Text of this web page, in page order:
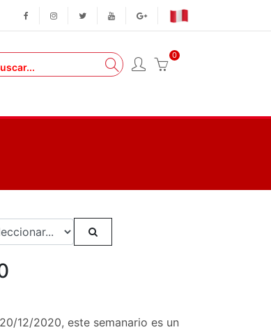
0
12/2020, este semanario es un